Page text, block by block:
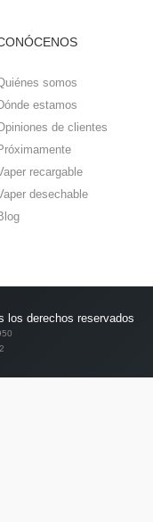
somos
estamos
de clientes
recargable
desechable
los derechos reservados